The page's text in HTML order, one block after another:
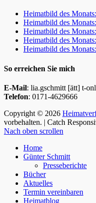
Heimatbild des
Heimatbild des
Heimatbild des
Heimatbild des
Heimatbild des
So erreichen Sie mich
E-Mail: lia.gschmitt [ätt] t-
Telefon: 0171-4629666
Copyright © 2026
vorbehalten. | Catch
Nach oben scrollen
Home
Günter Schmitt
Presseberichte
Bücher
Aktuelles
Termin vereinbaren
Heimatblog